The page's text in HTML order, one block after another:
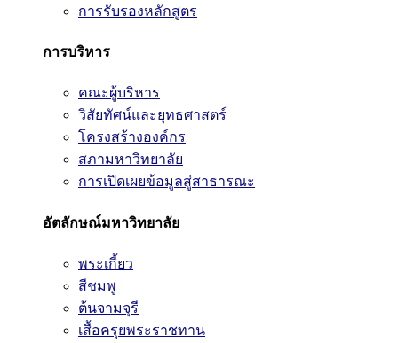
การรับรองหลักสูตร
การบริหาร
คณะผู้บริหาร
วิสัยทัศน์และยุทธศาสตร์
โครงสร้างองค์กร
สภามหาวิทยาลัย
การเปิดเผยข้อมูลสู่สาธารณะ
อัตลักษณ์มหาวิทยาลัย
พระเกี้ยว
สีชมพู
ต้นจามจุรี
เสื้อครุยพระราชทาน